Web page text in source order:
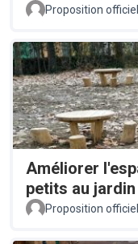
Proposition
Améliorer
petits au
Proposition